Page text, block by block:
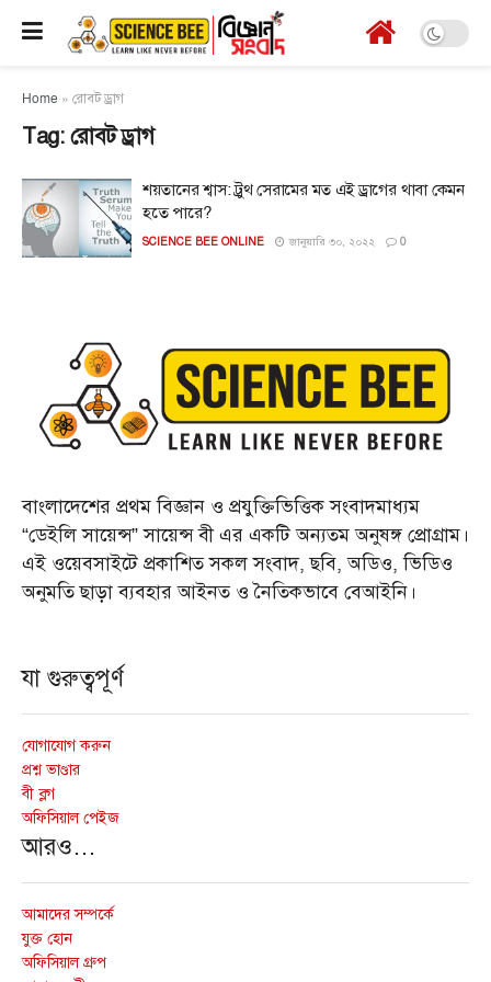
Home » রোবট ড্রাগ
Tag: রোবট ড্রাগ
শয়তানের শ্বাস: ট্রুথ সেরামের মত এই ড্রাগের থাবা কেমন
হতে পারে?
SCIENCE BEE ONLINE জানুয়ারি ৩০, ২০২২ 0
বাংলাদেশের প্রথম বিজ্ঞান ও প্রযুক্তিভিত্তিক সংবাদমাধ্যম
“ডেইলি সায়েন্স” সায়েন্স বী এর একটি অন্যতম অনুষঙ্গ প্রোগ্রাম।
এই ওয়েবসাইটে প্রকাশিত সকল সংবাদ, ছবি, অডিও, ভিডিও
অনুমতি ছাড়া ব্যবহার আইনত ও নৈতিকভাবে বেআইনি।
যা গুরুত্বপূর্ণ
যোগাযোগ করুন
প্রশ্ন ভাণ্ডার
বী ব্লগ
অফিসিয়াল পেইজ
আরও…
আমাদের সম্পর্কে
যুক্ত হোন
অফিসিয়াল গ্রুপ